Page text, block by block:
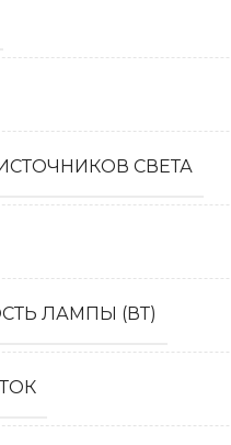
СВЕТА
ЛАМПЫ (ВТ)